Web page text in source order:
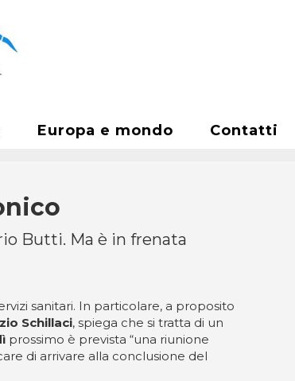
Europa e mondo Contatti
Butti. Ma è in frenata
sanitari. In particolare, a proposito
Schillaci, spiega che si tratta di un
prossimo è prevista “una riunione
di arrivare alla conclusione del